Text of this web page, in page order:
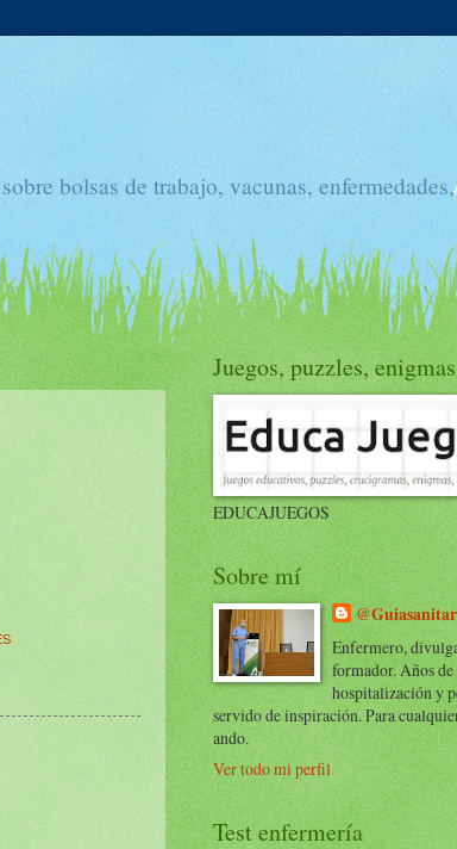
bolsas de trabajo, vacunas,
Juegos, puzzles,
EDUCAJUEGOS
Sobre mí
Enfermero,
formador. Años
hospitalización y
servido de inspiración. Para
ando.
Ver todo mi perfil
Test enfermería